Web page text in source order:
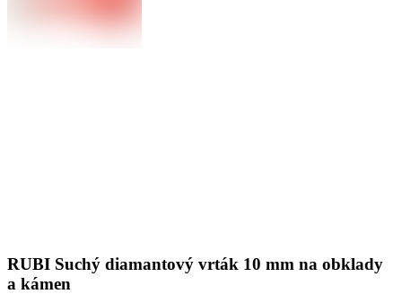
RUBI Suchý diamantový vrták 10 mm na obklady
a kámen